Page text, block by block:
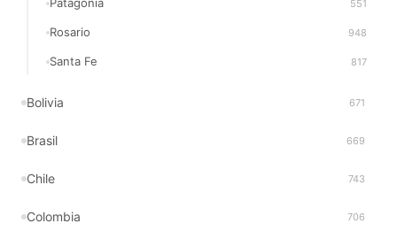
551
Rosario 948
Santa Fe 817
Bolivia 671
Brasil 669
Chile 743
Colombia 706